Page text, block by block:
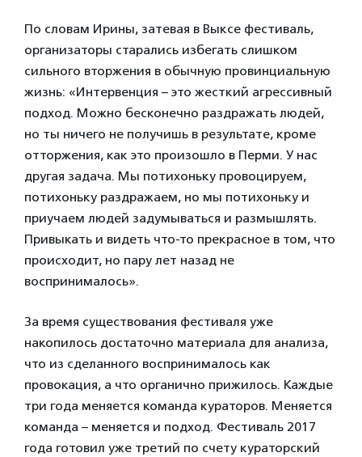
По словам Ирины, затевая в Выксе фестиваль,
организаторы старались избегать слишком
сильного вторжения в обычную провинциальную
жизнь: «Интервенция – это жесткий агрессивный
подход. Можно бесконечно раздражать людей,
но ты ничего не получишь в результате, кроме
отторжения, как это произошло в Перми. У нас
другая задача. Мы потихоньку провоцируем,
потихоньку раздражаем, но мы потихоньку и
приучаем людей задумываться и размышлять.
Привыкать и видеть что-то прекрасное в том, что
происходит, но пару лет назад не
воспринималось».
За время существования фестиваля уже
накопилось достаточно материала для анализа,
что из сделанного воспринималось как
провокация, а что органично прижилось. Каждые
три года меняется команда кураторов. Меняется
команда – меняется и подход. Фестиваль 2017
года готовил уже третий по счету кураторский